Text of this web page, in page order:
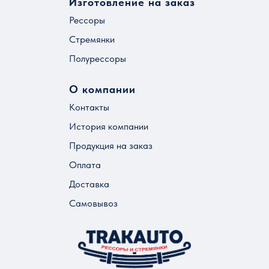
Рессоры
Стремянки
Полурессоры
О компании
Контакты
История компании
Продукция на заказ
Оплата
Доставка
Самовывоз